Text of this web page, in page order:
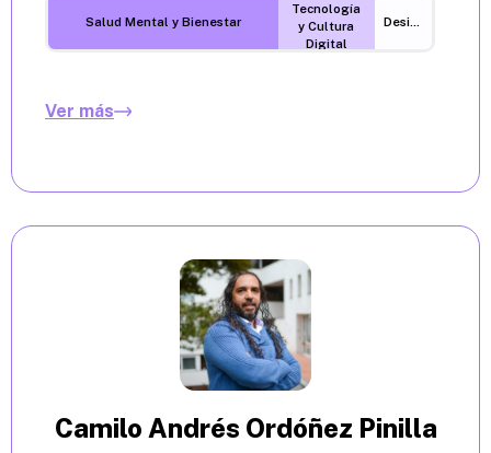
Salud Mental y Bienestar
Tecnología
y Cultura
Digital
Desigualdades
Ver más
Camilo Andrés Ordóñez Pinilla